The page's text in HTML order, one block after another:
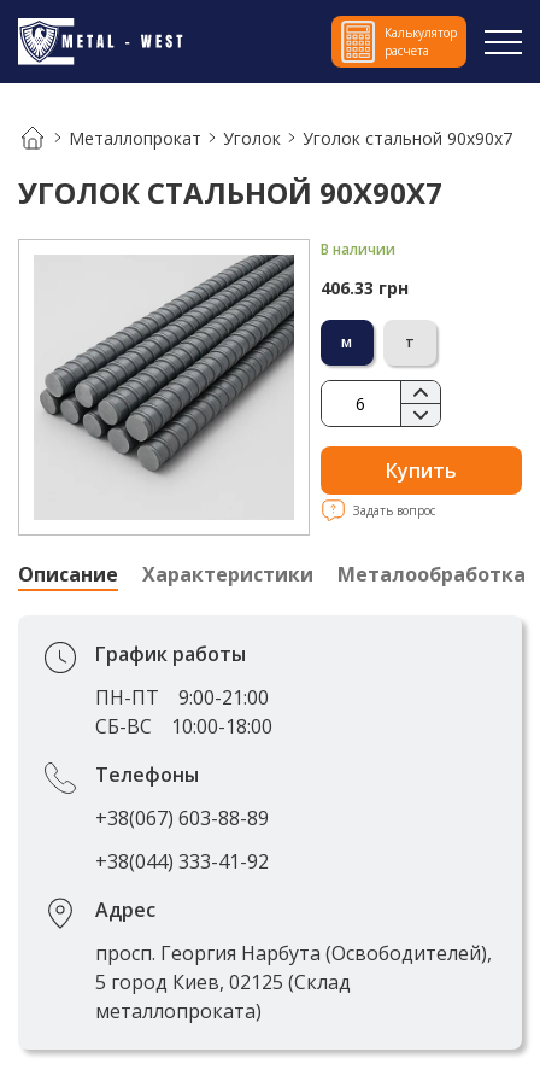
Калькулятор
расчета
Металлопрокат Уголок Уголок стальной 90х90х7
УГОЛОК СТАЛЬНОЙ 90Х90Х7
В наличии
406.33 грн
м т
Купить
Задать вопрос
Описание Характеристики Металообработка
График работы
ПН-ПТ
9:00-21:00
СБ-ВС
10:00-18:00
Телефоны
+38(067) 603-88-89
+38(044) 333-41-92
Адрес
просп. Георгия Нарбута (Освободителей),
5 город Киев, 02125 (Склад
металлопроката)